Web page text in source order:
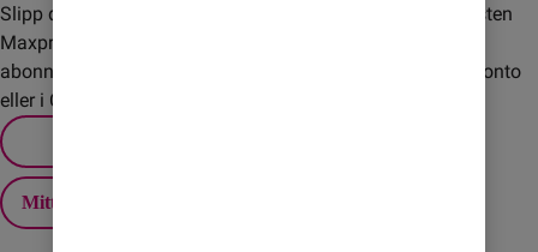
Slipp dyra överraskningar när du är utomlands! Med tjänsten
Maxpris sätter du själv ett tak för extra kostnader på
abonnemanget. Du ställer enkelt in ditt Maxpris via Mitt konto
eller i Comviq-appen.
Mitt konto